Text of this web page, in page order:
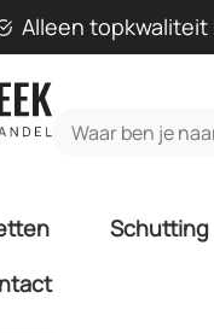
Alleen